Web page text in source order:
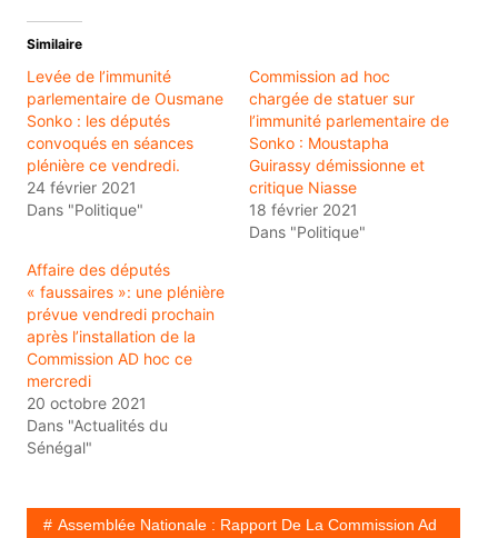
Similaire
Levée de l’immunité
parlementaire de Ousmane
Sonko : les députés
convoqués en séances
plénière ce vendredi.
24 février 2021
Dans "Politique"
Commission ad hoc
chargée de statuer sur
l’immunité parlementaire de
Sonko : Moustapha
Guirassy démissionne et
critique Niasse
18 février 2021
Dans "Politique"
Affaire des députés
« faussaires »: une plénière
prévue vendredi prochain
après l’installation de la
Commission AD hoc ce
mercredi
20 octobre 2021
Dans "Actualités du
Sénégal"
Assemblée Nationale : Rapport De La Commission Ad